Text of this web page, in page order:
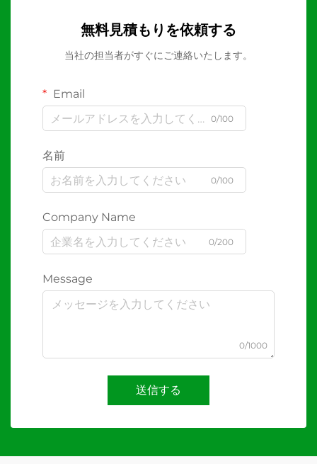
無料見積もりを依頼する
当社の担当者がすぐにご連絡いたします。
Email
0/100
名前
0/100
Company Name
0/200
Message
0/1000
送信する